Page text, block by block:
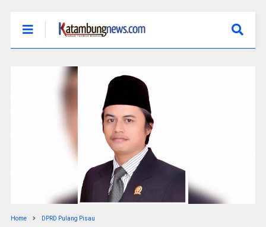
Home DPRD Pulang Pisau